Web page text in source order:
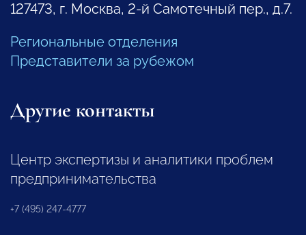
127473, г. Москва, 2-й Самотечный пер., д.7.
Региональные отделения
Представители за рубежом
Другие контакты
Центр экспертизы и аналитики проблем
предпринимательства
+7 (495) 247-4777